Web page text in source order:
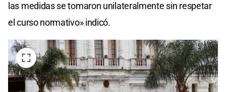
las medidas se tomaron unilateralmente sin respetar
el curso normativo» indicó.